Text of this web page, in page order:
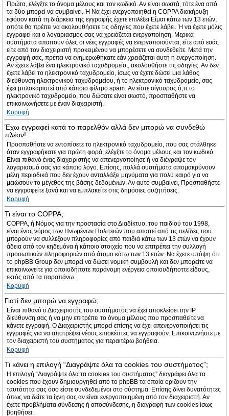
Πρώτα, ελέγξτε το όνομα μέλους και τον κωδικό. Αν είναι σωστά, τότε ένα από
τα δύο μπορεί να συμβαίνει. Ή Να έχει ενεργοποιηθεί η COPPA διακήρυξη
εφόσον κατά τη διάρκεια της εγγραφής έχετε επιλέξει Είμαι κάτω των 13 ετών,
οπότε θα πρέπει να ακολουθήσετε τις οδηγίες που έχετε λάβει. Ή να έχετε μόλις
εγγραφεί και ο λογαριασμός σας να χρειάζεται ενεργοποίηση. Μερικά
συστήματα απαιτούν όλες οι νέες εγγραφές να ενεργοποιούνται, είτε από εσάς
είτε από τον διαχειριστή προκειμένου να μπορέσετε να συνδεθείτε. Μετά την
εγγραφή σας, πρέπει να ενημερωθήκατε εάν χρειάζεται αυτή η ενεργοποίηση.
Αν έχετε λάβει ένα ηλεκτρονικό ταχυδρομείο,, ακολουθήστε τις οδηγίες. Αν δεν
έχετε λάβει το ηλεκτρονικό ταχυδρομείο, ίσως να έχετε δώσει μια λάθος
διεύθυνση ηλεκτρονικού ταχυδρομείου, ή το ηλεκτρονικό ταχυδρομείο, σας
έχει μπλοκαριστεί από κάποιο φίλτρο spam. Αν είστε σίγουρος ό,τι το
ηλεκτρονικό ταχυδρομείο, που δώσατε είναι σωστό, προσπαθήστε να
επικοινωνήσετε με έναν διαχειριστή.
Κορυφή
Έχω εγγραφεί κατά το παρελθόν αλλά δεν μπορώ να συνδεθώ
πλέον!
Προσπαθήστε να εντοπίσετε το ηλεκτρονικό ταχυδρομείο, που σας στάλθηκε
όταν εγγραφήκατε για πρώτη φορά, ελέγξτε το όνομα μέλους και τον κωδικό.
Είναι πιθανό ένας διαχειριστής να απενεργοποίησε ή να διέγραψε τον
λογαριασμό σας για κάποιο λόγο. Επίσης, πολλά συστήματα απομακρύνουν
μέλη περιοδικά που δεν έχουν ανταλλάξει μηνύματα για πολύ καιρό για να
μειώσουν το μέγεθος της βάσης δεδομένων. Αν αυτό συμβαίνει, Προσπαθήστε
να εγγραφείτε ξανά και να εμπλακείτε στις δημόσιες συζητήσεις.
Κορυφή
Τι είναι το COPPA;
COPPA, ή Νόμος για την προστασία στο Διαδίκτυο, του παιδιού του 1998,
είναι ένας νόμος των Ηνωμένων Πολιτειών που απαιτεί από τις σελίδες που
μπορούν να συλλέξουν πληροφορίες από παιδιά κάτω των 13 ετών να έχουν
άδεια από τον κηδεμόνα ή κάποιο στοιχείο που να επιτρέπει την συλλογή
προσωπικών πληροφοριών από άτομο κάτω των 13 ετών. Να έχετε υπόψη ότι
το phpBB Group δεν μπορεί να δώσει νομική συμβουλή και δεν μπορείτε να
επικοινωνείτε για οποιοδήποτε παράνομη ενέργεια οποιουδήποττε είδους,
εκτός από τα παραπάνω.
Κορυφή
Γιατί δεν μπορώ να εγγραφώ;
Είναι πιθανό ο Διαχειριστής του συστήματος να έχει αποκλείσει την IP
διεύθυνση σας ή να μην επιτρέπει το όνομα μέλους που προσπαθείτε να
κάνετε εγγραφή. Ο Διαχειριστής μπορεί επίσης να έχει απενεργοποιήσει τις
εγγραφές για να αποτρέψει νέους επισκέπτες να εγγραφούν. Επικοινωνήστε με
τον διαχειριστή του συστήματος για περαιτέρω βοήθεια.
Κορυφή
Τι κάνει η επιλογή “Διαγράψτε όλα τα cookies του συστήματος”;
Η επιλογή “Διαγράψτε όλα τα cookies του συστήματος” διαγράφει όλα τα
cookies που έχουν δημιουργηθεί από το phpBB τα οποία ορίζουν την
ταυτότητα σας όσο είστε συνδεδεμένοι στο σύστημα. Επίσης δίνει δυνατότητες
όπως να δείτε τα ίχνη σας αν είναι ενεργοποιημένη από τον διαχειριστή. Αν
έχετε προβλήματα σύνδεσης ή αποσύνδεσης, η διαγραφή των cookies ίσως
βοηθήσει.